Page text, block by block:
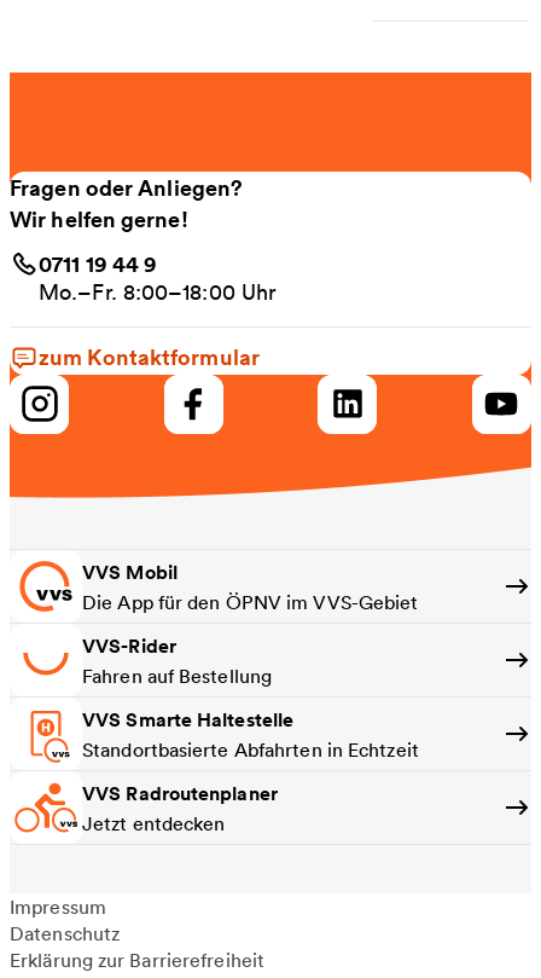
Fragen oder Anliegen?
Wir helfen gerne!
0711 19 44 9
Mo.–Fr. 8:00–18:00 Uhr
zum Kontaktformular
VVS Mobil
Die App für den ÖPNV im VVS-Gebiet
VVS-Rider
Fahren auf Bestellung
VVS Smarte Haltestelle
Standortbasierte Abfahrten in Echtzeit
VVS Radroutenplaner
Jetzt entdecken
Impressum
Datenschutz
Erklärung zur Barrierefreiheit